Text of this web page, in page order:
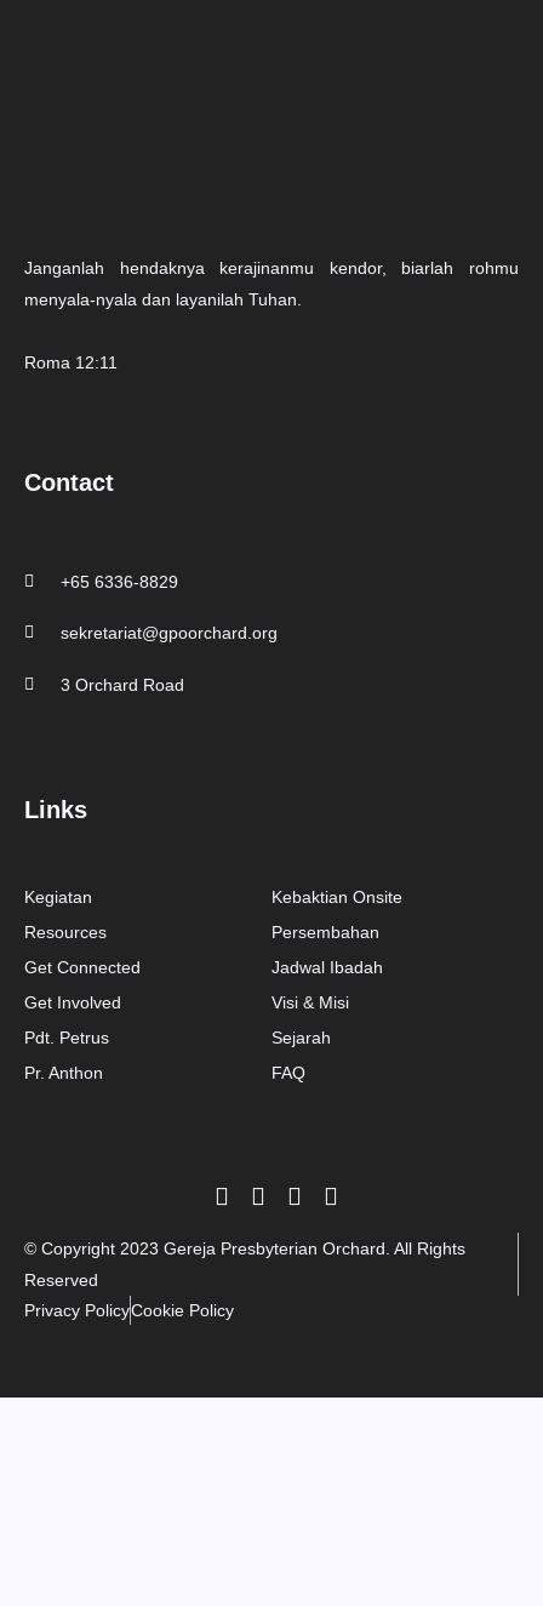
Janganlah hendaknya kerajinanmu kendor, biarlah rohmu
menyala-nyala dan layanilah Tuhan.
Roma 12:11
Contact
+65 6336-8829
sekretariat@gpoorchard.org
3 Orchard Road
Links
Kegiatan
Resources
Get Connected
Get Involved
Pdt. Petrus
Pr. Anthon
Kebaktian Onsite
Persembahan
Jadwal Ibadah
Visi & Misi
Sejarah
FAQ
© Copyright 2023 Gereja Presbyterian Orchard. All Rights
Reserved
Privacy PolicyCookie Policy